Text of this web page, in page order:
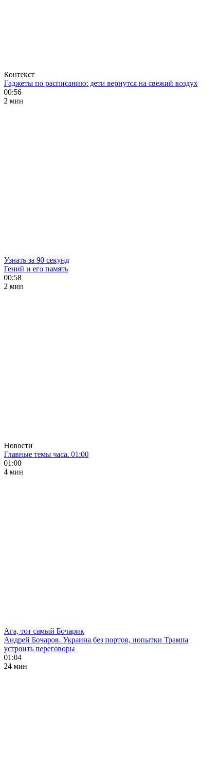
Контекст
Гаджеты по расписанию: дети вернутся на свежий воздух
00:56
2 мин
Узнать за 90 секунд
Гений и его память
00:58
2 мин
Новости
Главные темы часа. 01:00
01:00
4 мин
Ага, тот самый Бочарик
Андрей Бочаров. Украина без портов, попытки Трампа
устроить переговоры
01:04
24 мин